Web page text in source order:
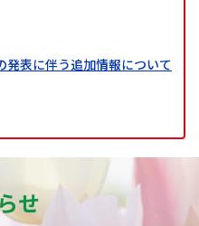
発表に伴う追加情報について
せ